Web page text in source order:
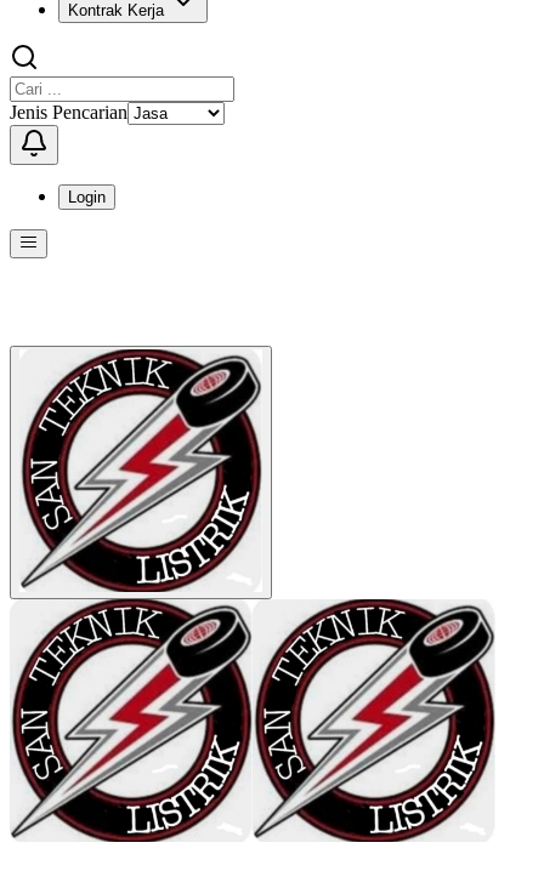
Kontrak Kerja
Jenis Pencarian
Login
Menu ini berisi navigasi untuk mengakses fitur-fitur di KangPro